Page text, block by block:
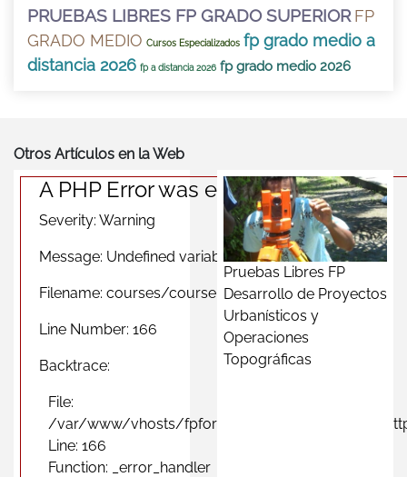
PRUEBAS LIBRES FP GRADO SUPERIOR FP
GRADO MEDIO Cursos Especializados fp grado medio a
distancia 2026 fp a distancia 2026 fp grado medio 2026
Otros Artículos en la Web
A PHP Error was encountered
Severity: Warning
Message: Undefined variable $photomas
Filename: courses/course_city_view.php
Line Number: 166
Backtrace:
File:
/var/www/vhosts/fpformacionprofesional.com/
Line: 166
Function: _error_handler
Pruebas Libres FP
Desarrollo de Proyectos
Urbanísticos y
Operaciones
Topográficas